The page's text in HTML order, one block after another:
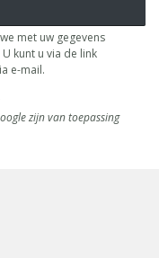
met uw gegevens
U kunt u via de link
e-mail.
zijn van toepassing